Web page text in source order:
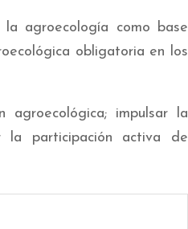
agroecología como base
obligatoria en los
agroecológica; impulsar la
la participación activa de